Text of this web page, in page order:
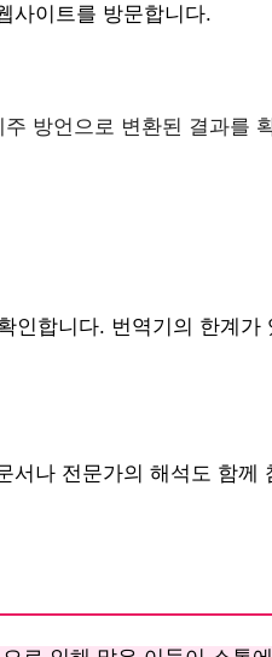
사이트를 방문합니다.
방언으로 변환된 결과를
인합니다. 번역기의 한계가
나 전문가의 해석도 함께